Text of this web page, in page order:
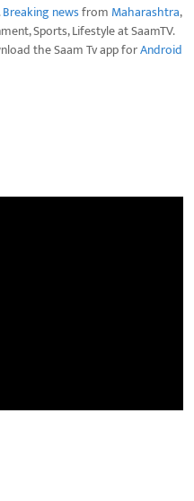
Breaking newsfrom Maharashtra,
Sports, Lifestyle at SaamTV.
the Saam Tv app forAndroid